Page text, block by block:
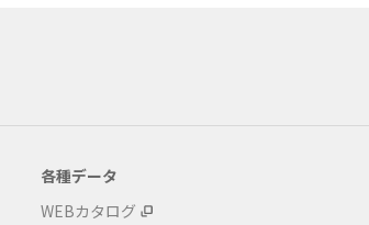
各種データ
WEBカタログ